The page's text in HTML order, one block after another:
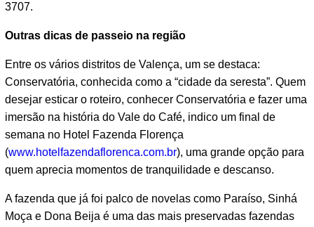
3707.
Outras dicas de passeio na região
Entre os vários distritos de Valença, um se destaca:
Conservatória, conhecida como a “cidade da seresta”. Quem
desejar esticar o roteiro, conhecer Conservatória e fazer uma
imersão na história do Vale do Café, indico um final de
semana no Hotel Fazenda Florença
(www.hotelfazendaflorenca.com.br), uma grande opção para
quem aprecia momentos de tranquilidade e descanso.
A fazenda que já foi palco de novelas como Paraíso, Sinhá
Moça e Dona Beija é uma das mais preservadas fazendas